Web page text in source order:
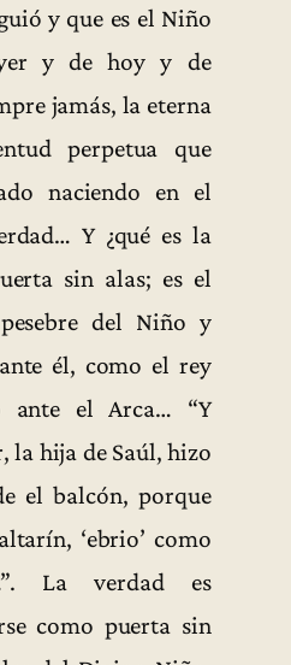
y que es el Niño
y de hoy y de
jamás, la eterna
perpetua que
naciendo en el
Y ¿qué es la
sin alas; es el
del Niño y
él, como el rey
ante el Arca… “Y
la hija de Saúl, hizo
el balcón, porque
‘ebrio’ como
La verdad es
como puerta sin